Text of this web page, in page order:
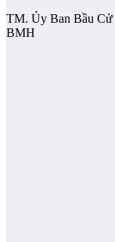
TM. Ủy Ban Bầu Cử
BMH